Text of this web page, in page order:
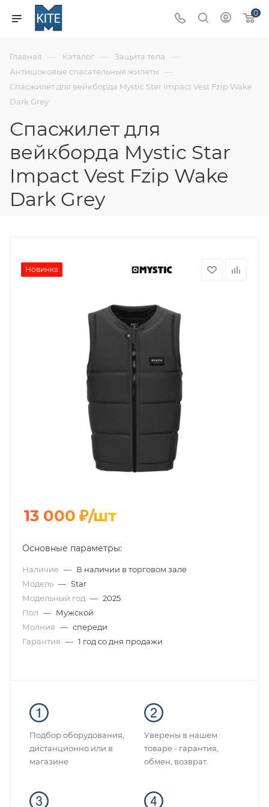
0
Главная — Каталог — Защита тела —
Антишоковые спасательные жилеты —
Спасжилет для вейкборда Mystic Star Impact Vest Fzip Wake
Dark Grey
Спасжилет для
вейкборда Mystic Star
Impact Vest Fzip Wake
Dark Grey
Новинка
13 000 ₽/шт
Основные параметры:
Наличие — В наличии в торговом зале
Модель — Star
Модельный год — 2025
Пол — Мужской
Молния — спереди
Гарантия — 1 год со дня продажи
Подбор оборудования,
дистанционно или в
магазине
Уверены в нашем
товаре - гарантия,
обмен, возврат.